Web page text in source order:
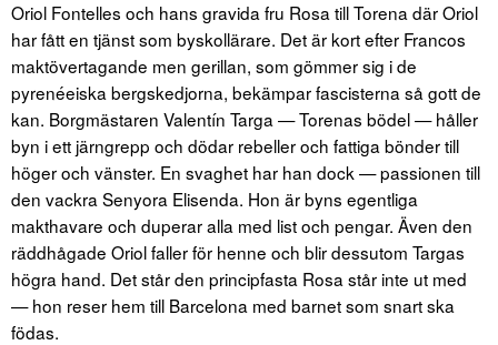
Oriol Fontelles och hans gravida fru Rosa till Torena där Oriol
har fått en tjänst som byskollärare. Det är kort efter Francos
maktövertagande men gerillan, som gömmer sig i de
pyrenéeiska bergskedjorna, bekämpar fascisterna så gott de
kan. Borgmästaren Valentín Targa — Torenas bödel — håller
byn i ett järngrepp och dödar rebeller och fattiga bönder till
höger och vänster. En svaghet har han dock — passionen till
den vackra Senyora Elisenda. Hon är byns egentliga
makthavare och duperar alla med list och pengar. Även den
räddhågade Oriol faller för henne och blir dessutom Targas
högra hand. Det står den principfasta Rosa står inte ut med
— hon reser hem till Barcelona med barnet som snart ska
födas.